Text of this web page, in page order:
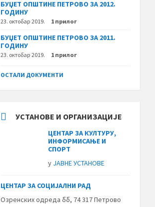
БУЏЕТ ОПШТИНЕ ПЕТРОВО ЗА 2012.
ГОДИНУ
23. октобар 2019. 1 прилог
БУЏЕТ ОПШТИНЕ ПЕТРОВО ЗА 2011.
ГОДИНУ
23. октобар 2019. 1 прилог
ОСТАЛИ ДОКУМЕНТИ
УСТАНОВЕ И ОРГАНИЗАЦИЈЕ
ЦЕНТАР ЗА КУЛТУРУ,
ИНФОРМИСАЊЕ И
СПОРТ
у ЈАВНЕ УСТАНОВЕ
ЦЕНТАР ЗА СОЦИЈАЛНИ РАД
Озренских одреда бб, 74 317 Петрово